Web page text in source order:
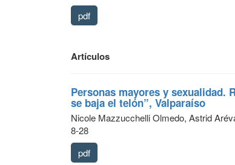
pdf
Artículos
Personas mayores y sexualidad.
se baja el telón”, Valparaíso
Nicole Mazzucchelli Olmedo, Astrid
8-28
pdf